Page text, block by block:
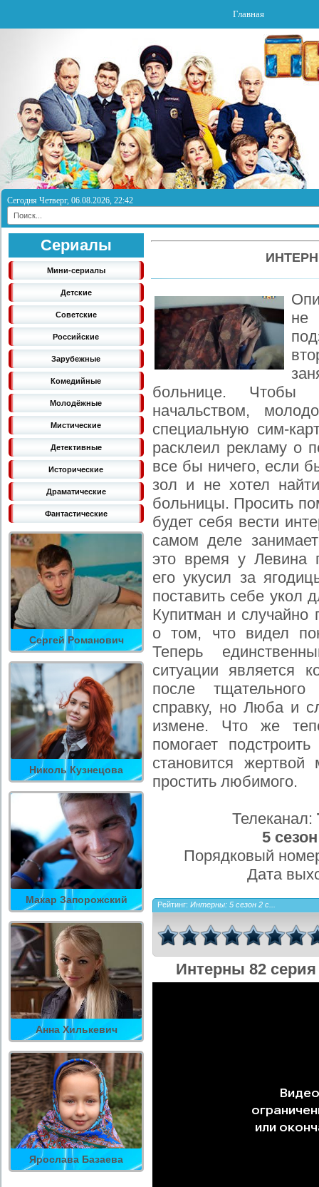
Главная
Сегодня Четверг, 06.08.2026, 22:42
Сериалы
Мини-сериалы
Детские
Советские
Российские
Зарубежные
Комедийные
Молодёжные
Мистические
Детективные
Исторические
Драматические
Фантастические
Сергей Романович
Николь Кузнецова
Макар Запорожский
Анна Хилькевич
Ярослава Базаева
не
больнице. Чтобы
начальством,
специальную сим-
расклеил рекламу о
все бы ничего, если
зол и не хотел
больницы. Просить
будет себя вести
самом деле
это время у Левина
его укусил за
поставить себе укол
Купитман и случайно
о том, что видел
Теперь
ситуации является
после
справку, но Люба и
измене. Что же
помогает
становится
простить любимого.
Телеканал:
5 сезон
Порядковый
Дата
Рейтинг: Интерны: 5 сезон 2 с...
Интерны 82